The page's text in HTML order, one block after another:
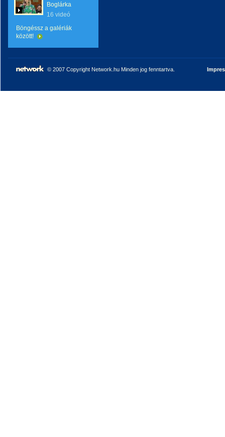
Boglárka
16 videó
Böngéssz a galériák
között!
© 2007 Copyright Network.hu Minden jog fenntartva.